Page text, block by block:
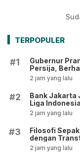
TERPOPULER
#1
Gubernur
Persija,
2 jam yang lalu
#2
Bank Jakarta
Liga Indonesia
2 jam yang lalu
#3
Filosofi
dengan
2 jam yang lalu